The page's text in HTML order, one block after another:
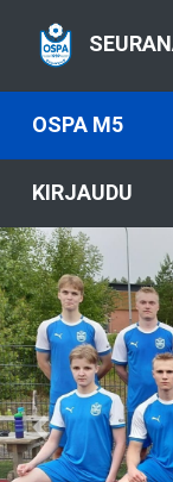
OSPA M5
KIRJAUDU
Previous